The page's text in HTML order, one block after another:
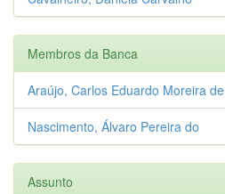
Membros da Banca
Araújo, Carlos Eduardo Moreira de
Nascimento, Álvaro Pereira do
Assunto